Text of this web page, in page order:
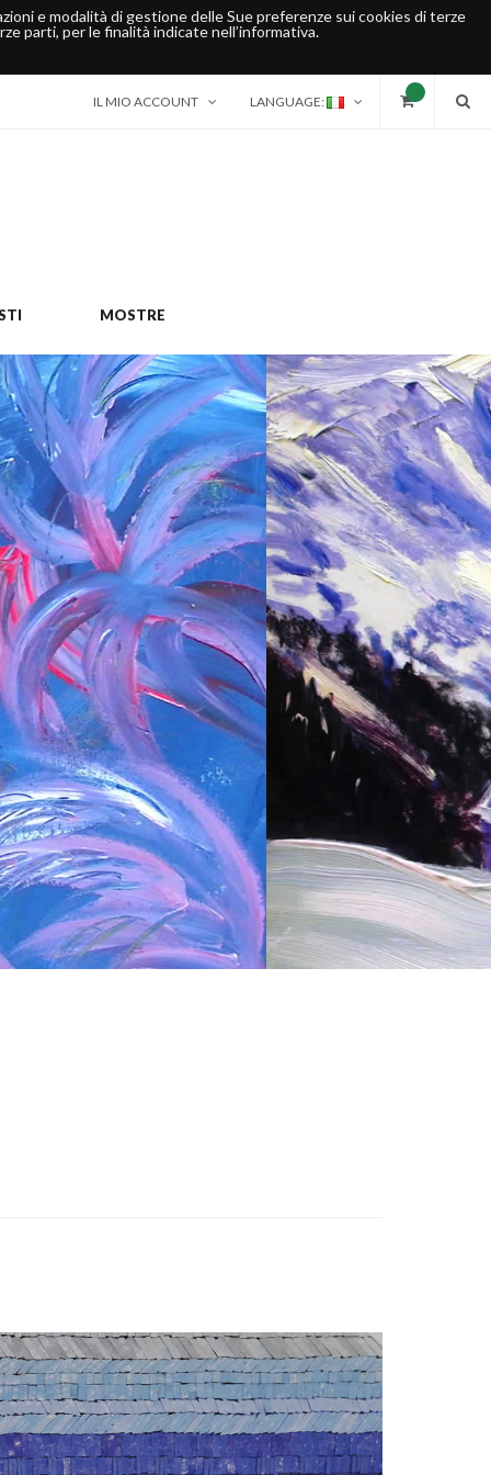
e modalità di gestione delle Sue preferenze sui cookies di terze
parti, per le finalità indicate nell’informativa.
LANGUAGE:
IL MIO ACCOUNT
MOSTRE